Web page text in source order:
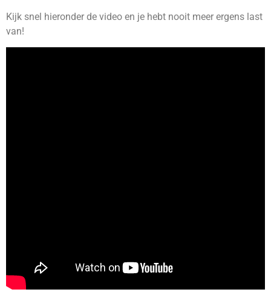
Kijk snel hieronder de video en je hebt nooit meer ergens last
van!